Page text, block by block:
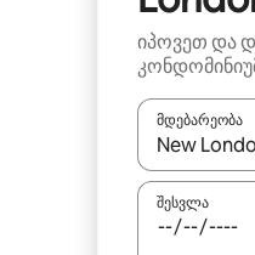
იპოვეთ და
მდებარეობა
როცა
შესვლა